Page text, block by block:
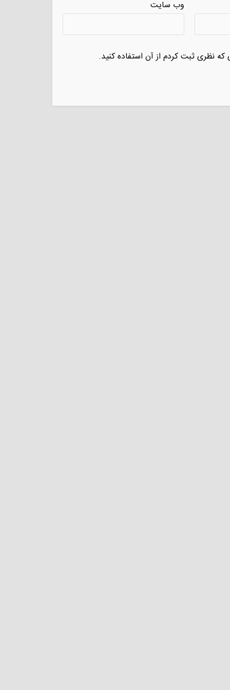
وب سایت
نظری ثبت کردم از آن استفاده کنید.